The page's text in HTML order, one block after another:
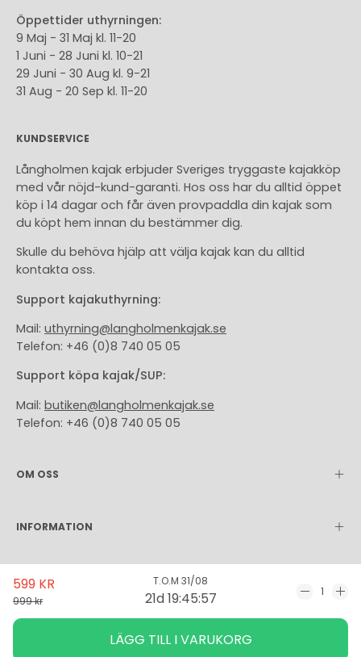
999 kr
599 KR T.O.M 31/08
21d 19:45:57
Minska
antal
LÄGG TILL I VARUKORG
Öppettider uthyrningen:
9 Maj - 31 Maj kl. 11-20
1 Juni - 28 Juni kl. 10-21
29 Juni - 30 Aug kl. 9-21
31 Aug - 20 Sep kl. 11-20
KUNDSERVICE
Långholmen kajak erbjuder Sveriges tryggaste kajakköp
med vår nöjd-kund-garanti. Hos oss har du alltid öppet
köp i 14 dagar och får även provpaddla din kajak som
du köpt hem innan du bestämmer dig.
Skulle du behöva hjälp att välja kajak kan du alltid
kontakta oss.
Support kajakuthyrning:
Mail: uthyrning@langholmenkajak.se
Telefon: +46 (0)8 740 05 05
Support köpa kajak/SUP:
Mail: butiken@langholmenkajak.se
Telefon: +46 (0)8 740 05 05
OM OSS
INFORMATION
Språk
Svenska Valuta